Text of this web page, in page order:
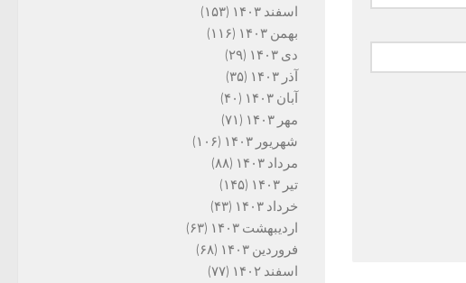
اسفند ۱۴۰۳
(۱۵۳)
بهمن ۱۴۰۳
(۱۱۶)
دی ۱۴۰۳
(۲۹)
آذر ۱۴۰۳
(۳۵)
آبان ۱۴۰۳
(۴۰)
مهر ۱۴۰۳
(۷۱)
شهریور ۱۴۰۳
(۱۰۶)
مرداد ۱۴۰۳
(۸۸)
تیر ۱۴۰۳
(۱۴۵)
خرداد ۱۴۰۳
(۴۳)
اردیبهشت ۱۴۰۳
(۶۳)
فروردین ۱۴۰۳
(۶۸)
اسفند ۱۴۰۲
(۷۷)